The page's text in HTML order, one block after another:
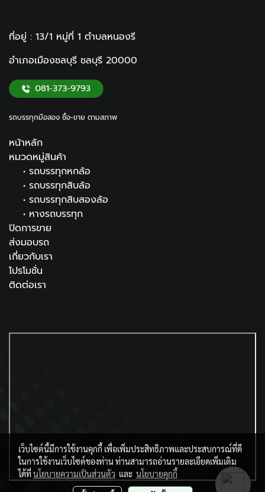
ที่อยู่ : 13/1 หมู่ที่ 1 ตำบลหนองรี
อำเภอเมืองชลบุรี ชลบุรี 20000
รถบรรทุกมือสอง ซื้อ-ขาย ตามสภาพ
หน้าหลัก
หมวดหมู่สินค้า
• รถบรรทุกหกล้อ
• รถบรรทุกสิบล้อ
• รถบรรทุกสิบสองล้อ
• หางรถบรรทุก
ปิดการขาย
ส่งมอบรถ
เกี่ยวกับเรา
โปรโมชั่น
ติดต่อเรา
เว็บไซต์นี้มีการใช้งานคุกกี้ เพื่อเพิ่มประสิทธิภาพและประสบการณ์ที่ดี
ในการใช้งานเว็บไซต์ของท่าน ท่านสามารถอ่านรายละเอียดเพิ่มเติม
ได้ที่นโยบายความเป็นส่วนตัว และ นโยบายคุกกี้